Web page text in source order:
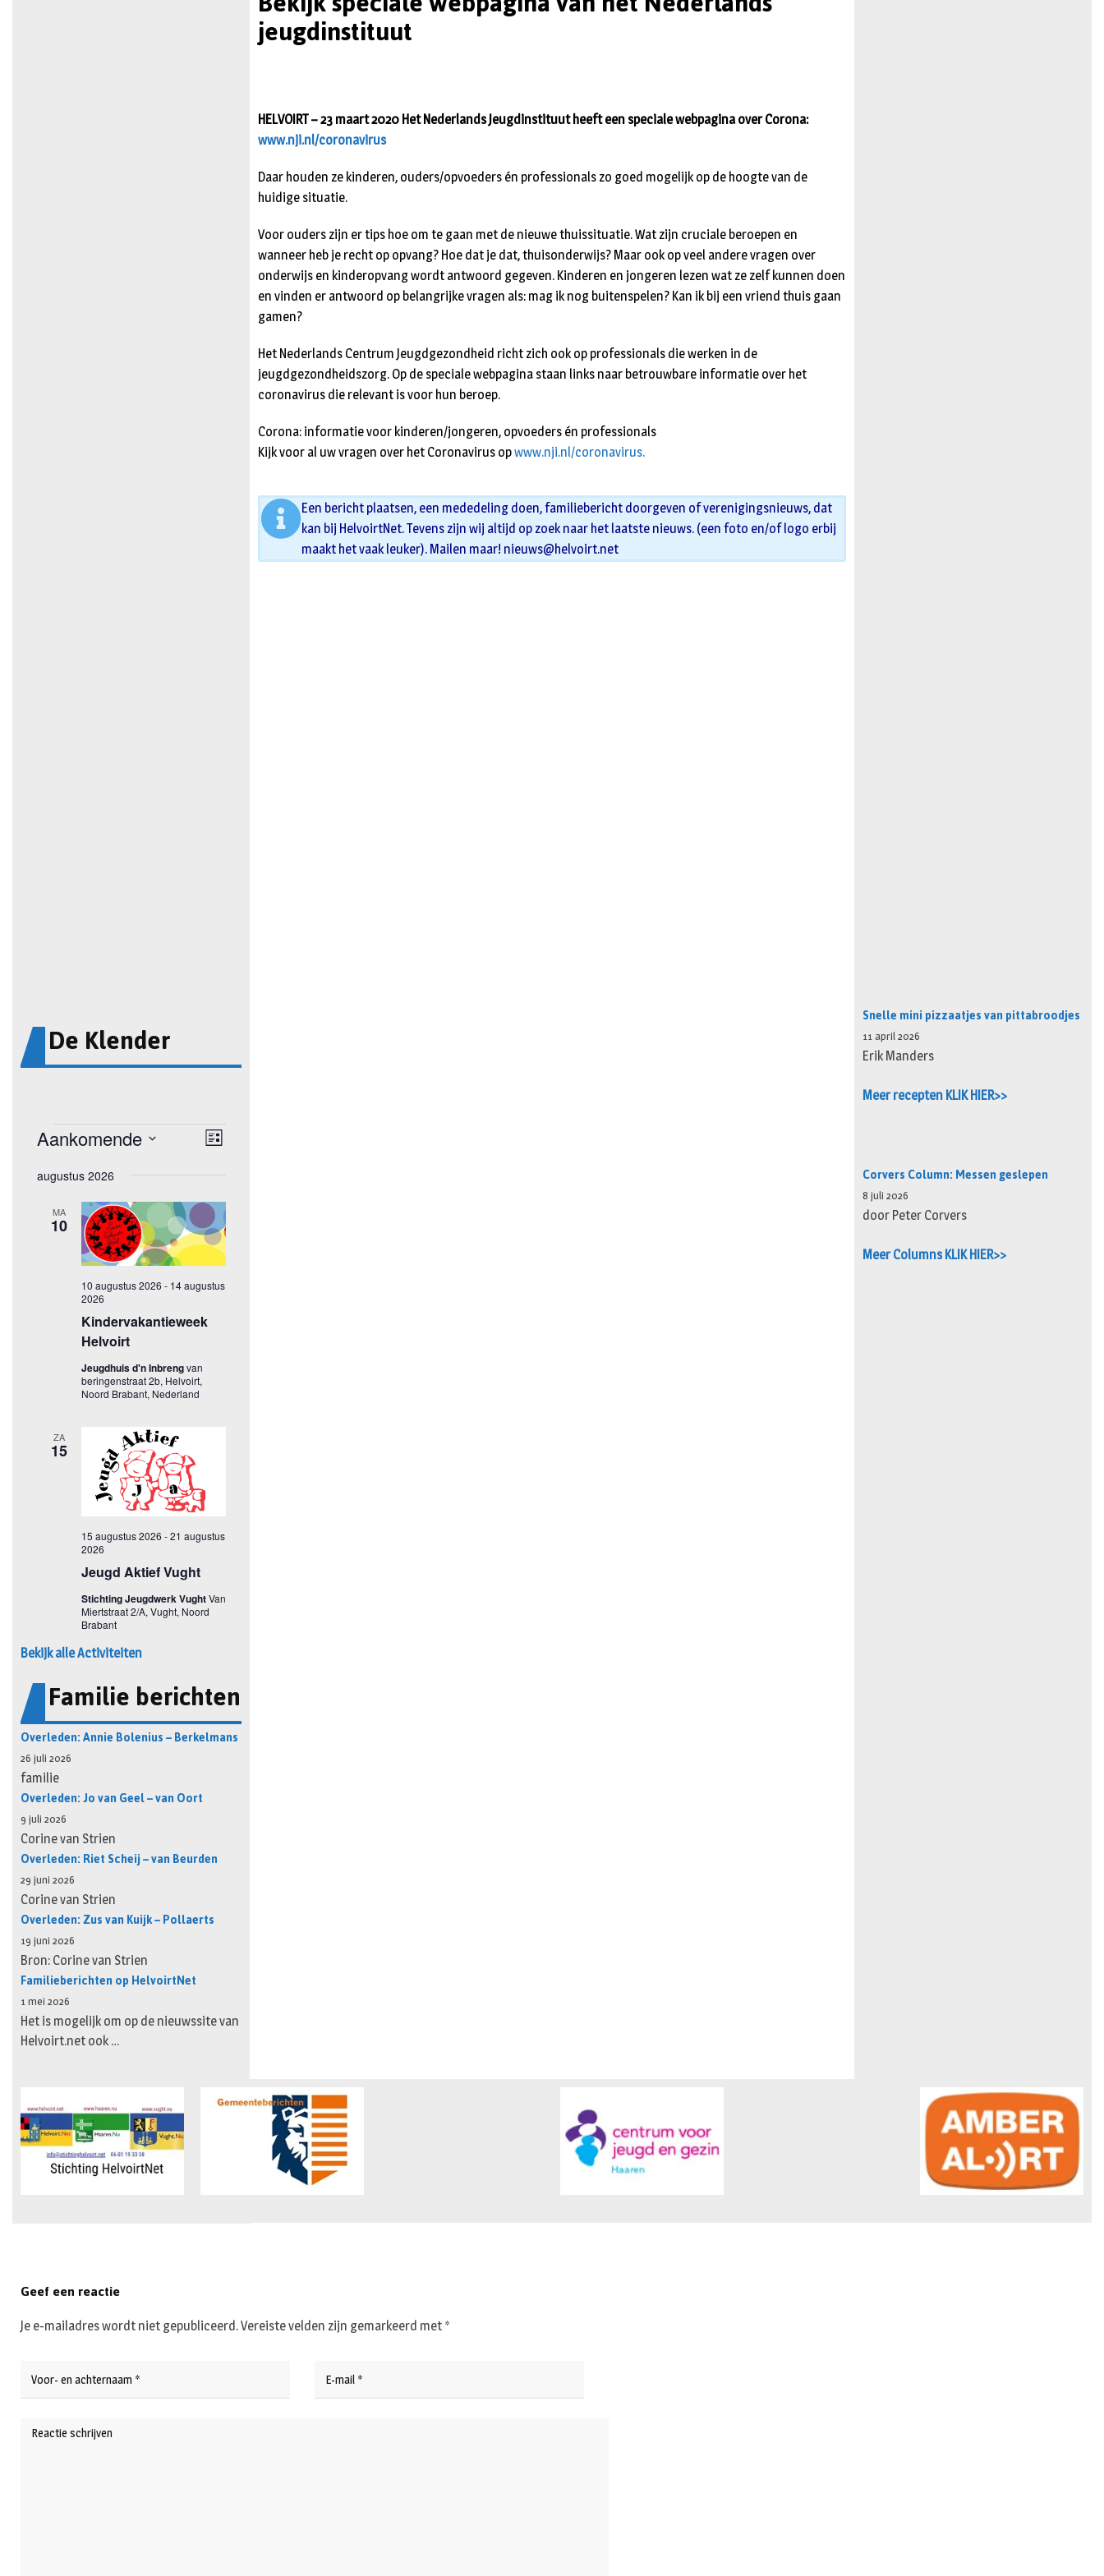
De Klender
Bekijk alle Activiteiten
Familie berichten
Overleden: Annie Bolenius – Berkelmans
26 juli 2026
familie
Overleden: Jo van Geel – van Oort
9 juli 2026
Corine van Strien
Overleden: Riet Scheij – van Beurden
29 juni 2026
Corine van Strien
Overleden: Zus van Kuijk – Pollaerts
19 juni 2026
Bron: Corine van Strien
Familieberichten op HelvoirtNet
1 mei 2026
Het is mogelijk om op de nieuwssite van
Helvoirt.net ook …
jeugdinstituut
HELVOIRT – 23 maart 2020 Het Nederlands Jeugdinstituut heeft een speciale webpagina over Corona:
www.nji.nl/coronavirus
Daar houden ze kinderen, ouders/opvoeders én professionals zo goed mogelijk op de hoogte van de
huidige situatie.
Voor ouders zijn er tips hoe om te gaan met de nieuwe thuissituatie. Wat zijn cruciale beroepen en
wanneer heb je recht op opvang? Hoe dat je dat, thuisonderwijs? Maar ook op veel andere vragen over
onderwijs en kinderopvang wordt antwoord gegeven. Kinderen en jongeren lezen wat ze zelf kunnen doen
en vinden er antwoord op belangrijke vragen als: mag ik nog buitenspelen? Kan ik bij een vriend thuis gaan
gamen?
Het Nederlands Centrum Jeugdgezondheid richt zich ook op professionals die werken in de
jeugdgezondheidszorg. Op de speciale webpagina staan links naar betrouwbare informatie over het
coronavirus die relevant is voor hun beroep.
Corona: informatie voor kinderen/jongeren, opvoeders én professionals
Kijk voor al uw vragen over het Coronavirus opwww.nji.nl/coronavirus.
Een bericht plaatsen, een mededeling doen, familiebericht doorgeven of verenigingsnieuws, dat
kan bij HelvoirtNet. Tevens zijn wij altijd op zoek naar het laatste nieuws. (een foto en/of logo erbij
maakt het vaak leuker). Mailen maar! nieuws@helvoirt.net
Snelle mini pizzaatjes van pittabroodjes
11 april 2026
Erik Manders
Meer recepten KLIK HIER>>
Corvers Column: Messen geslepen
8 juli 2026
door Peter Corvers
Meer Columns KLIK HIER>>
Geef een reactie
Je e-mailadres wordt niet gepubliceerd.Vereiste velden zijn gemarkeerd met *